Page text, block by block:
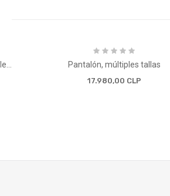
Delantal Parvularia, modelo 1, múltiples tallas Pantalón, múltiples tallas
17.980,00 CLP